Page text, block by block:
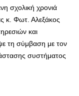
σχολική χρονιά
κ. Φωτ. Αλεξάκος
και
τη σύμβαση με τον
συστήματος